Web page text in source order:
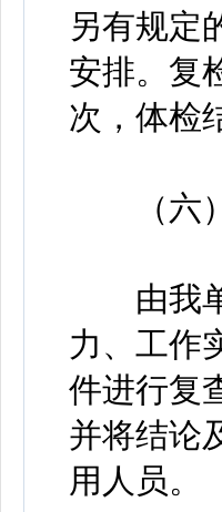
另有规定
安排。复
次，体检
（六
由我单
力、工作
件进行复
并将结论
用人员。